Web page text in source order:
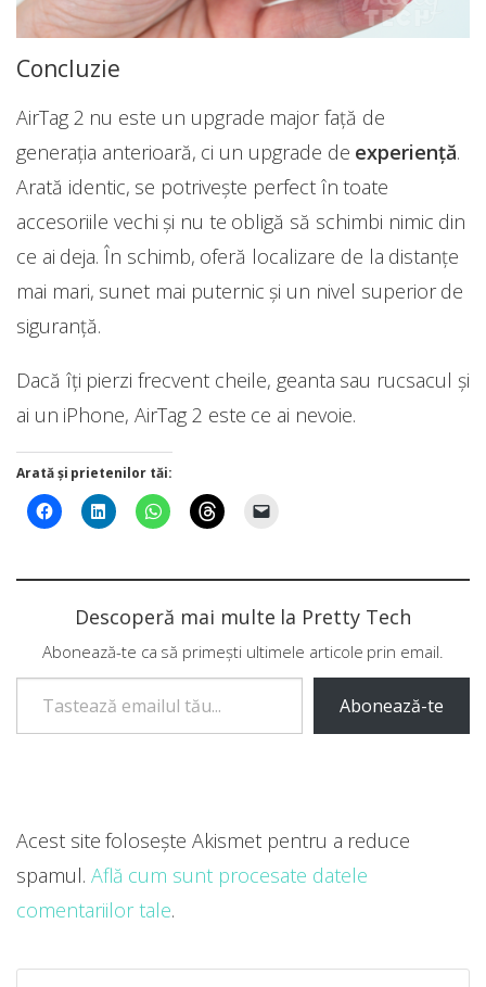
Concluzie
AirTag 2 nu este un upgrade major față de
generația anterioară, ci un upgrade de experiență.
Arată identic, se potrivește perfect în toate
accesoriile vechi și nu te obligă să schimbi nimic din
ce ai deja. În schimb, oferă localizare de la distanțe
mai mari, sunet mai puternic și un nivel superior de
siguranță.
Dacă îți pierzi frecvent cheile, geanta sau rucsacul și
ai un iPhone, AirTag 2 este ce ai nevoie.
Arată și prietenilor tăi:
Descoperă mai multe la Pretty Tech
Abonează-te ca să primești ultimele articole prin email.
Tastează emailul tău...
Abonează-te
Acest site folosește Akismet pentru a reduce
spamul. Află cum sunt procesate datele
comentariilor tale.